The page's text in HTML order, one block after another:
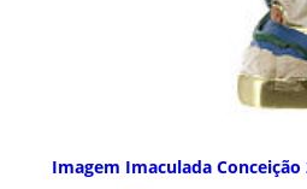
Imagem Imaculada